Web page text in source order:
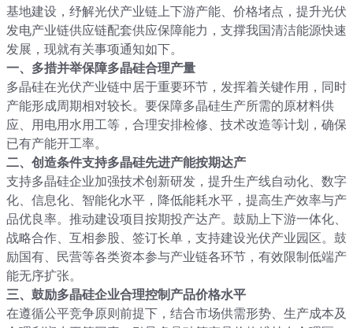
基地建设，纾解光伏产业链上下游产能、价格堵点，提升光伏
发电产业链供应链配套供应保障能力，支撑我国清洁能源快速
发展，现就有关事项通知如下。
一、多措并举保障多晶硅合理产量
多晶硅在光伏产业链中居于重要环节，发挥着关键作用，同时
产能形成周期相对较长。要保障多晶硅生产所需的原材料供
应、用电用水用工等，合理安排检修、技术改造等计划，确保
已有产能开工率。
二、创造条件支持多晶硅先进产能按期达产
支持多晶硅企业加强技术创新研发，提升生产线自动化、数字
化、信息化、智能化水平，降低能耗水平，提高生产效率与产
品优良率。推动建设项目按期投产达产。鼓励上下游一体化、
战略合作、互相参股、签订长单，支持建设光伏产业园区。鼓
励国有、民营等各类资本参与产业链各环节，有效限制低端产
能无序扩张。
三、鼓励多晶硅企业合理控制产品价格水平
在遵循公平竞争原则前提下，结合市场供需形势、生产成本及